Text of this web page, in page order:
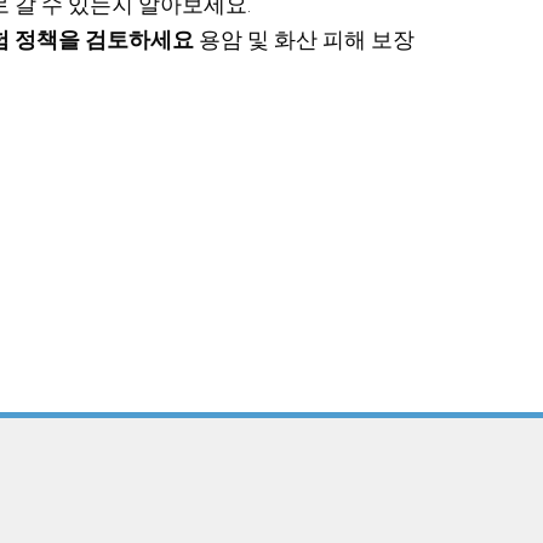
정책을 검토하세요 용암 및 화산 피해 보장